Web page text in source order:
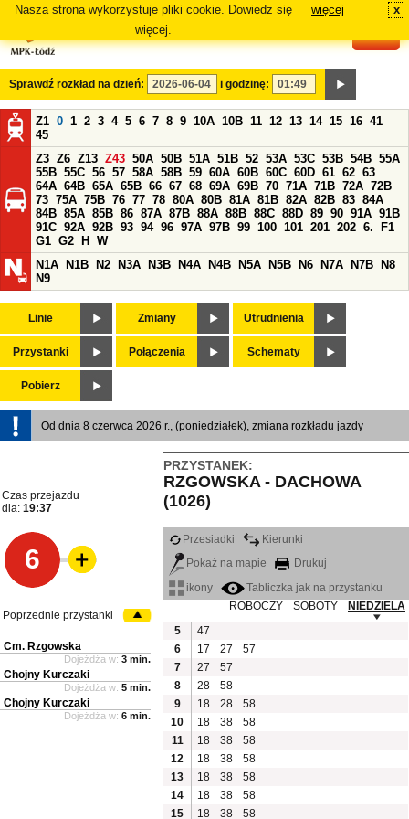
Nasza strona wykorzystuje pliki cookie. Dowiedz się
więcej.
więcej x
Sprawdź rozkład na dzień: i godzinę:
Z1 0 1 2 3 4 5 6 7 8 9 10A 10B 11 12 13 14 15 16 41
45
Z3 Z6 Z13 Z43 50A 50B 51A 51B 52 53A 53C 53B 54B 55A
55B 55C 56 57 58A 58B 59 60A 60B 60C 60D 61 62 63
64A 64B 65A 65B 66 67 68 69A 69B 70 71A 71B 72A 72B
73 75A 75B 76 77 78 80A 80B 81A 81B 82A 82B 83 84A
84B 85A 85B 86 87A 87B 88A 88B 88C 88D 89 90 91A 91B
91C 92A 92B 93 94 96 97A 97B 99 100 101 201 202 6.
F1
G1 G2 H
W
N1A
N1B N2 N3A N3B N4A N4B N5A N5B N6 N7A N7B
N8
N9
Linie Zmiany Utrudnienia
Przystanki Połączenia Schematy
Pobierz
Od dnia 8 czerwca 2026 r., (poniedziałek), zmiana rozkładu jazdy
PRZYSTANEK:
RZGOWSKA - DACHOWA
(1026)
Czas przejazdu
dla: 19:37
6
Przesiadki
Kierunki
Pokaż na mapie
Drukuj
ikony
Tabliczka jak na przystanku
ROBOCZY
SOBOTY
NIEDZIELA
5
47
6
17 27
57
7
27
57
8
28
58
9
18 28
58
10
18 38
58
11
18 38
58
12
18 38
58
13
18 38
58
14
18 38
58
15
18 38 58
Poprzednie przystanki
Cm. Rzgowska
Dojeżdża w: 3 min.
Chojny Kurczaki
Dojeżdża w: 5 min.
Chojny Kurczaki
Dojeżdża w: 6 min.